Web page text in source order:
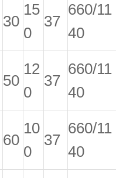
30
15
0
37
660/11
40
50
12
0
37
660/11
40
60
10
0
37
660/11
40